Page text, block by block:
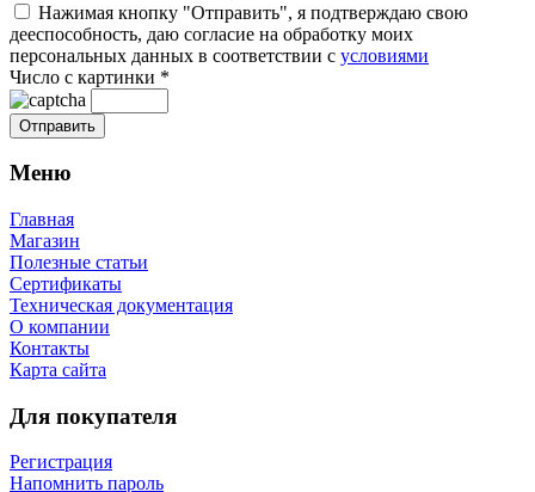
Нажимая кнопку "Отправить", я подтверждаю свою
дееспособность, даю согласие на обработку моих
персональных данных в соответствии с условиями
Число с картинки *
Меню
Главная
Магазин
Полезные статьи
Сертификаты
Техническая документация
О компании
Контакты
Карта сайта
Для покупателя
Регистрация
Напомнить пароль